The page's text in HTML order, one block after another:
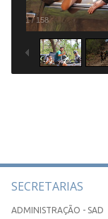
1/ 158
SECRETARIAS
ADMINISTRAÇÃO - SAD